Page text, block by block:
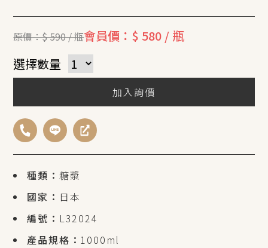
種類： 糖漿
國家： 日本
編號： L32024
產品規格： 1000ml
原價：$ 590 / 瓶會員價：$ 580 / 瓶
選擇數量
加入詢價